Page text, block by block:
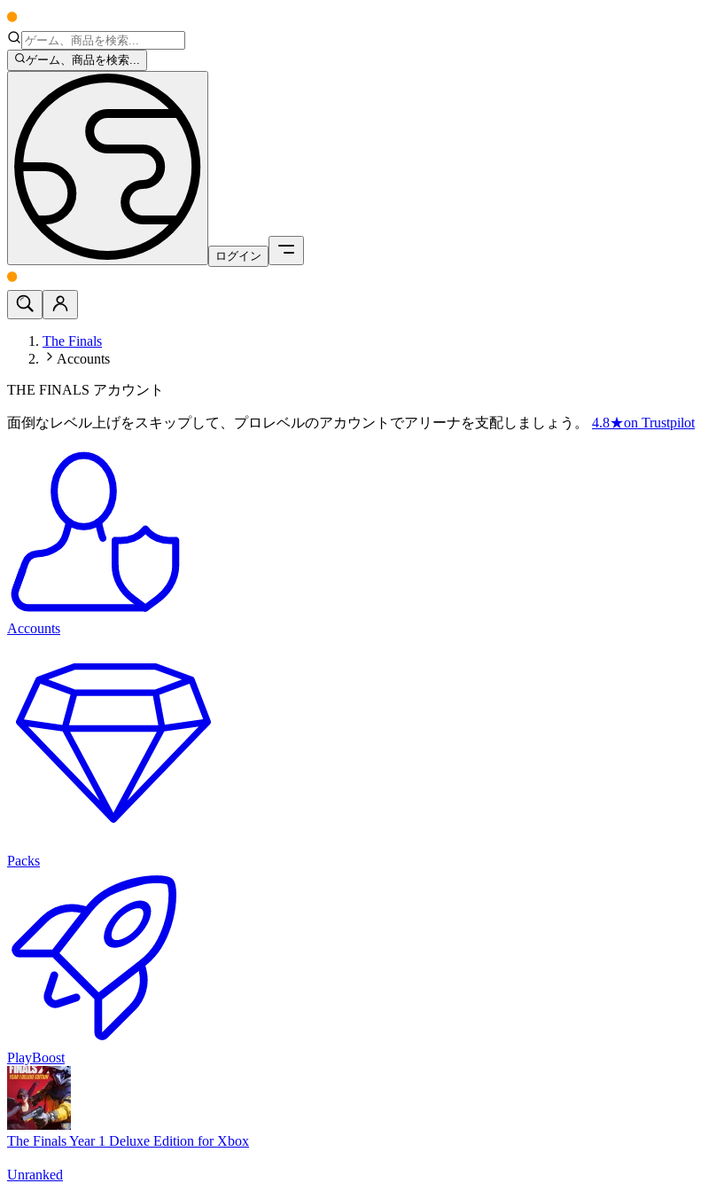
ゲーム、商品を検索...
ログイン
The Finals
Accounts
THE FINALS アカウント
面倒なレベル上げをスキップして、プロレベルのアカウントでアリーナを支配しましょう。 4.8★on Trustpilot
Accounts
Packs
PlayBoost
The Finals Year 1 Deluxe Edition for Xbox
Unranked